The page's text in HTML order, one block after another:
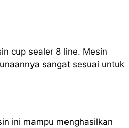
cup sealer 8 line. Mesin
sangat sesuai untuk
ini mampu menghasilkan